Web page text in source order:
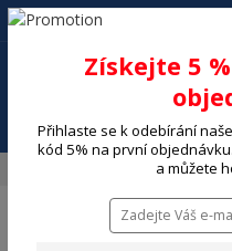
+420 602 494 600
DÍLNA A ZAHRADA
Získejte 5
Přihlaste se k odebírání
kód 5% na první
a můžete